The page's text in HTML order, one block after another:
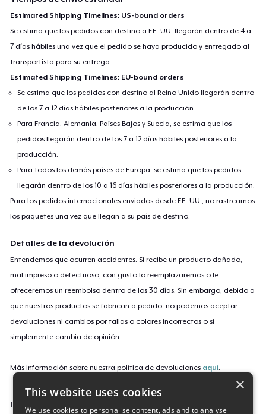
Estimated Shipping Timelines: US-bound orders
Se estima que los pedidos con destino a EE. UU. llegarán dentro de 4 a
7 días hábiles una vez que el pedido se haya producido y entregado al
transportista para su entrega.
Estimated Shipping Timelines: EU-bound orders
Se estima que los pedidos con destino al Reino Unido llegarán dentro
de los 7 a 12 días hábiles posteriores a la producción.
Para Francia, Alemania, Países Bajos y Suecia, se estima que los
pedidos llegarán dentro de los 7 a 12 días hábiles posteriores a la
producción.
Para todos los demás países de Europa, se estima que los pedidos
llegarán dentro de los 10 a 16 días hábiles posteriores a la producción.
Para los pedidos internacionales enviados desde EE. UU., no rastreamos
los paquetes una vez que llegan a su país de destino.
Detalles de la devolución
Entendemos que ocurren accidentes. Si recibe un producto dañado,
mal impreso o defectuoso, con gusto lo reemplazaremos o le
ofreceremos un reembolso dentro de los 30 días. Sin embargo, debido a
que nuestros productos se fabrican a pedido, no podemos aceptar
devoluciones ni cambios por tallas o colores incorrectos o si
simplemente cambia de opinión.
Más información sobre nuestra política de devoluciones aquí.
ID de campaña
×
This website uses cookies
We use cookies to personalise content, ads and to analyse